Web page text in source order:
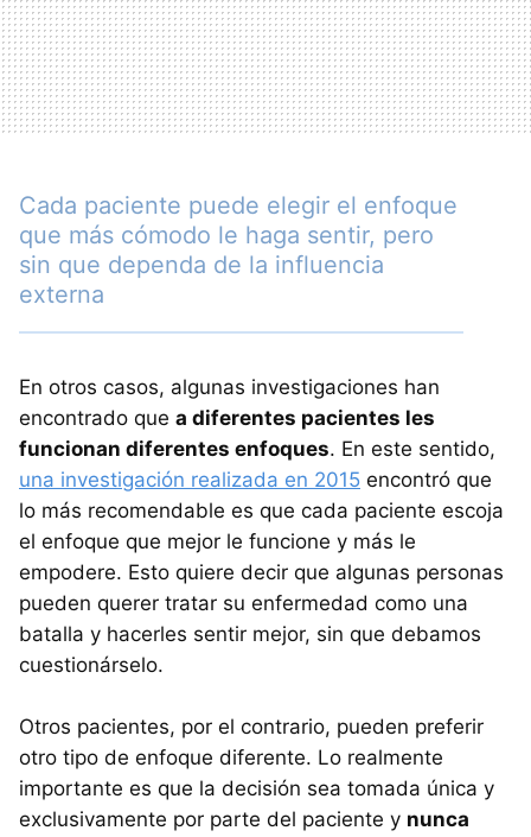
Cada paciente puede elegir el enfoque
que más cómodo le haga sentir, pero
sin que dependa de la influencia
externa
En otros casos, algunas investigaciones han
encontrado que a diferentes pacientes les
funcionan diferentes enfoques. En este sentido,
una investigación realizada en 2015 encontró que
lo más recomendable es que cada paciente escoja
el enfoque que mejor le funcione y más le
empodere. Esto quiere decir que algunas personas
pueden querer tratar su enfermedad como una
batalla y hacerles sentir mejor, sin que debamos
cuestionárselo.
Otros pacientes, por el contrario, pueden preferir
otro tipo de enfoque diferente. Lo realmente
importante es que la decisión sea tomada única y
exclusivamente por parte del paciente y nunca